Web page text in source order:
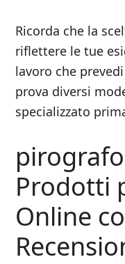
Ricorda che la
riflettere le tue
lavoro che
prova diversi
specializzato
Prodotti
Online